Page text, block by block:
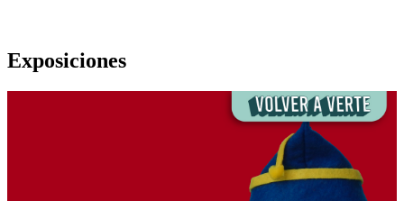
Exposiciones